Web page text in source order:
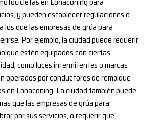
y pueden establecer regulaciones o
que las empresas de grúa para
Por ejemplo, la ciudad puede requerir
estén equipados con ciertas
como luces intermitentes o marcas
operados por conductores de remolque
en Lonaconing. La ciudad también puede
que las empresas de grúa para
por sus servicios, o requerir que